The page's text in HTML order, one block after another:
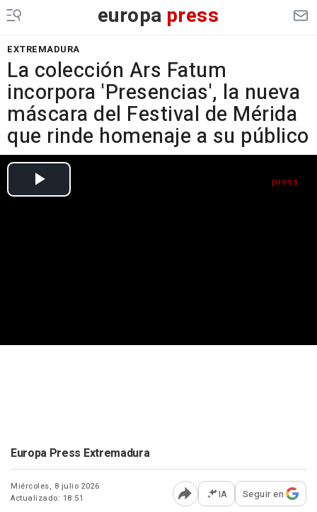
europa press
EXTREMADURA
La colección Ars Fatum
incorpora 'Presencias', la nueva
máscara del Festival de Mérida
que rinde homenaje a su público
Europa Press Extremadura
Miércoles, 8 julio 2026
Actualizado: 18:51
Abrir opciones para
IA Seguir en